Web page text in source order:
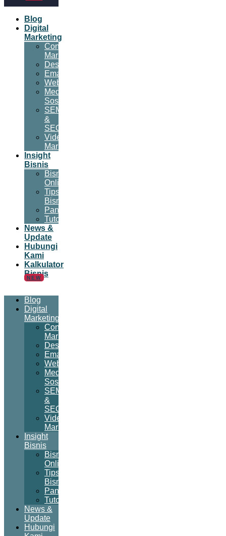
Blog
Digital
Marketing
Content
Marketing
Desain
Email
Website
Media
Sosial
SEM
&
SEO
Video
Marketing
Insight
Bisnis
Bisnis
Online
Tips
Bisnis
Panduan
Tutorial
News &
Update
Hubungi
Kami
Kalkulator
Bisnis
NEW
Blog
Digital
Marketing
Content
Marketing
Desain
Email
Website
Media
Sosial
SEM
&
SEO
Video
Marketing
Insight
Bisnis
Bisnis
Online
Tips
Bisnis
Panduan
Tutorial
News &
Update
Hubungi